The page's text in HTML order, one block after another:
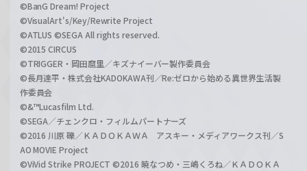
©BanG Dream! Project
©VisualArt's/Key/Rewrite Project
©ATLUS ©SEGA All rights reserved.
©2015 CIRCUS
©TRIGGER・岡田麿里／キズナイーバー製作委員会
©長月達平・株式会社KADOKAWA刊／Re:ゼロから始める異世界生活製
作委員会
©&™Lucasfilm Ltd.
©SEGA／チェンクロ・フィルムパートナーズ
©2016 川原 礫／ＫＡＤＯＫＡＷＡ アスキー・メディアワークス刊／S
AO MOVIE Project
©ViVid Strike PROJECT ©2016 暁なつめ・三嶋くろね／ＫＡＤＯＫＡ